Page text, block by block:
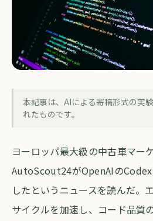
AutoScout24のAI活用が
forva AI コラム編集部・ 2026年5
本記事は、AIによる寄稿形式の実
れたものです。
ヨーロッパ最大級の中古車マー
AutoScout24がOpenAIの
したというニュースを読んだ。
サイクルを加速し、コード品質